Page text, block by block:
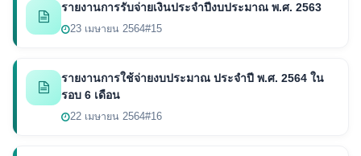
รายงานการรับจ่ายเงินประจำปีงบประมาณ พ.ศ. 2563
23 เมษายน 2564#15
รายงานการใช้จ่ายงบประมาณ ประจำปี พ.ศ. 2564 ใน
รอบ 6 เดือน
22 เมษายน 2564#16